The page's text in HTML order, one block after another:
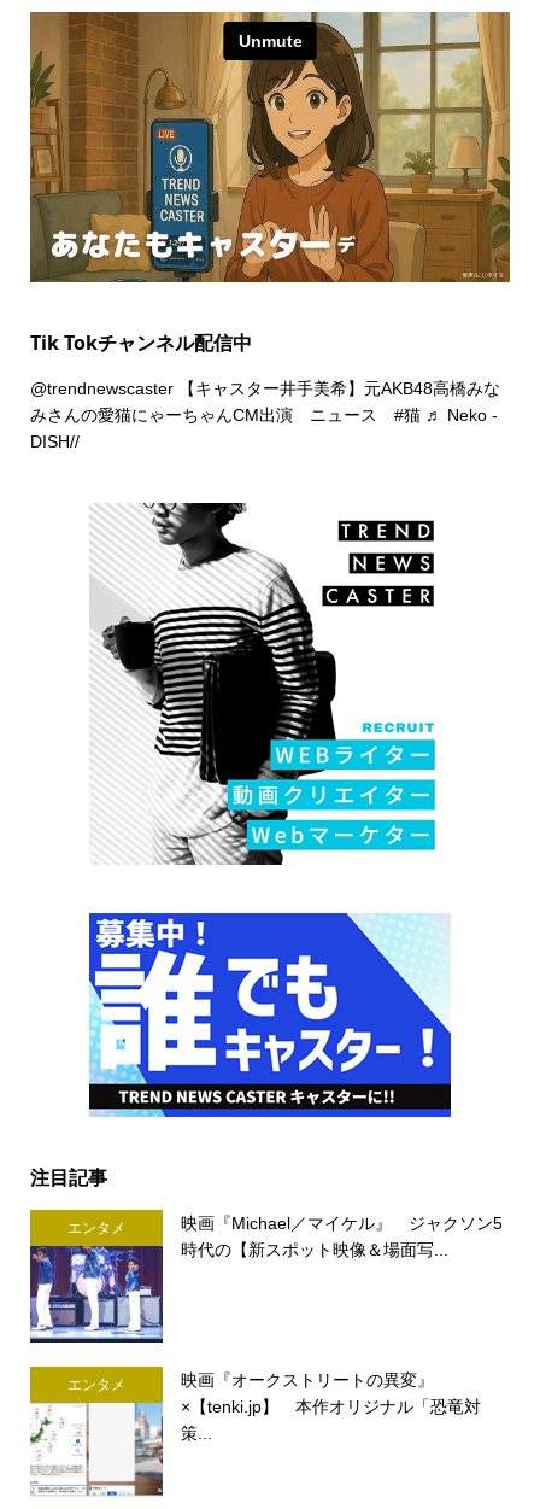
Tik Tokチャンネル配信中
@trendnewscaster【キャスター井手美希】元AKB48高橋みな
みさんの愛猫にゃーちゃんCM出演 ニュース #猫 ♬ Neko -
DISH//
注目記事
エンタメ
映画『Michael／マイケル』 ジャクソン5
時代の【新スポット映像＆場面写...
エンタメ
映画『オークストリートの異変』
×【tenki.jp】 本作オリジナル「恐竜対
策...